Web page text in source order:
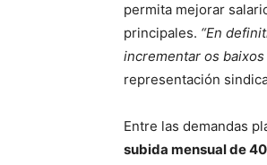
permita mejorar
principales. “En
incrementar os
representación
Entre las demandas
subida mensual de